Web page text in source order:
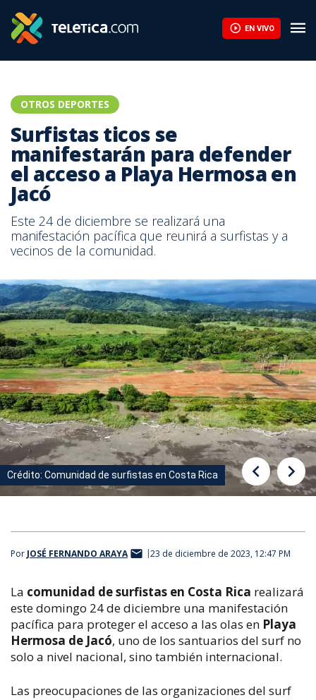
EN VIVO
OTROS DEPORTES
Surfistas ticos se
manifestarán para defender
el acceso a Playa Hermosa en
Jacó
Este 24 de diciembre se realizará una
manifestación pacífica que reunirá a surfistas y a
vecinos de la comunidad.
Crédito: Comunidad de surfistas en Costa Rica
Crédito: Comunidad de surfistas en Costa Rica
Crédito: Comunidad de surfistas en Costa Rica
Por JOSÉ FERNANDO ARAYA 23 de diciembre de 2023, 12:47 PM
La comunidad de surfistas en Costa Rica realizará
este domingo 24 de diciembre una manifestación
pacífica para proteger el acceso a las olas en Playa
Hermosa de Jacó, uno de los santuarios del surf no
solo a nivel nacional, sino también internacional.
Las preocupaciones de las organizaciones del surf